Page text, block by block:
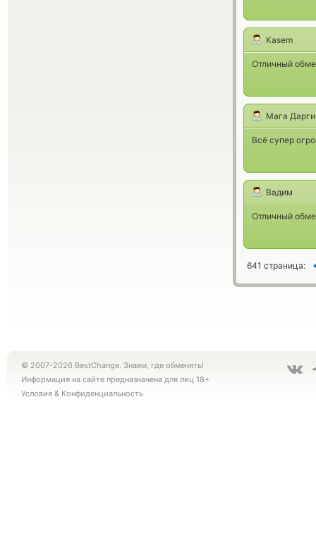
Kasem
Отличный
Мага
Всё супер
Вадим
Отличный
641 страница:
© 2007-2026 BestChange. Знаем, где обменять!
Информация на сайте предназначена для лиц 18+
Условия & Конфиденциальность